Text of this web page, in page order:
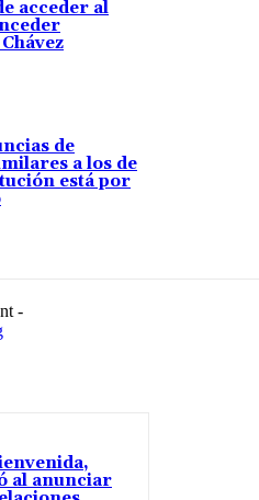
acceder al
de
a los de
está por
-
al anunciar